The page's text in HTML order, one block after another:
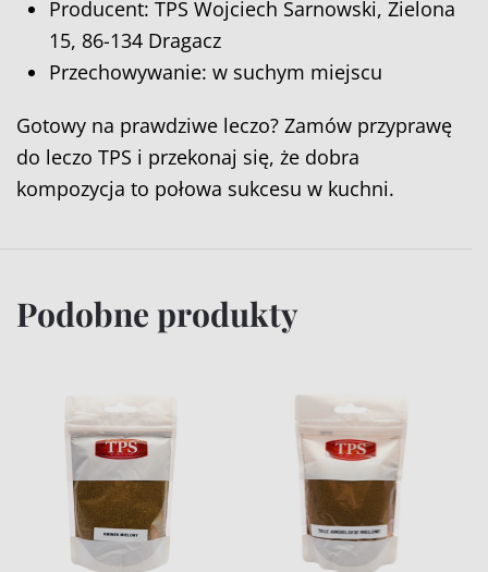
Producent: TPS Wojciech Sarnowski, Zielona
15, 86-134 Dragacz
Przechowywanie: w suchym miejscu
Gotowy na prawdziwe leczo? Zamów przyprawę
do leczo TPS i przekonaj się, że dobra
kompozycja to połowa sukcesu w kuchni.
Podobne produkty